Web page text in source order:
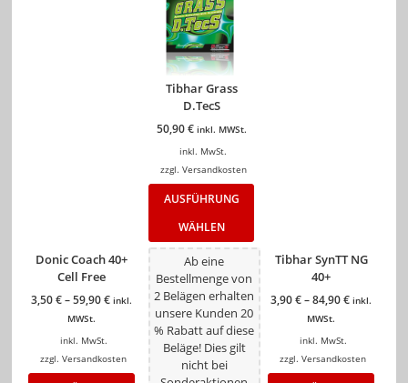
Donic Coach 40+
Cell Free
3,50€–59,90€ inkl.
MWSt.
inkl. MwSt.
zzgl.Versandkosten
Tibhar Grass
D.TecS
50,90€ inkl. MWSt.
inkl. MwSt.
zzgl. Versandkosten
AUSFÜHRUNG
WÄHLEN
Ab eine
Bestellmenge von
2 Belägen erhalten
unsere Kunden 20
% Rabatt auf diese
Beläge! Dies gilt
nicht bei
Tibhar SynTT NG
40+
3,90€–84,90€ inkl.
MWSt.
inkl. MwSt.
zzgl.Versandkosten